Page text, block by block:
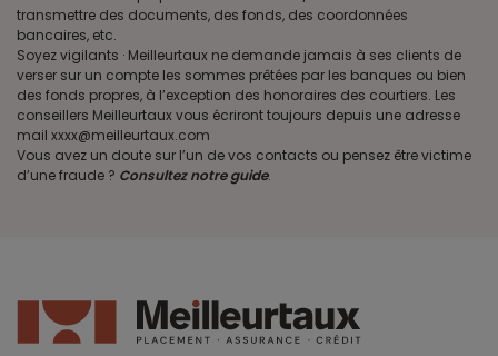
transmettre des documents, des fonds, des coordonnées
bancaires, etc.
Soyez vigilants · Meilleurtaux ne demande jamais à ses clients de
verser sur un compte les sommes prêtées par les banques ou bien
des fonds propres, à l’exception des honoraires des courtiers. Les
conseillers Meilleurtaux vous écriront toujours depuis une adresse
mail xxxx@meilleurtaux.com
Vous avez un doute sur l’un de vos contacts ou pensez être victime
d’une fraude ? Consultez notre guide.